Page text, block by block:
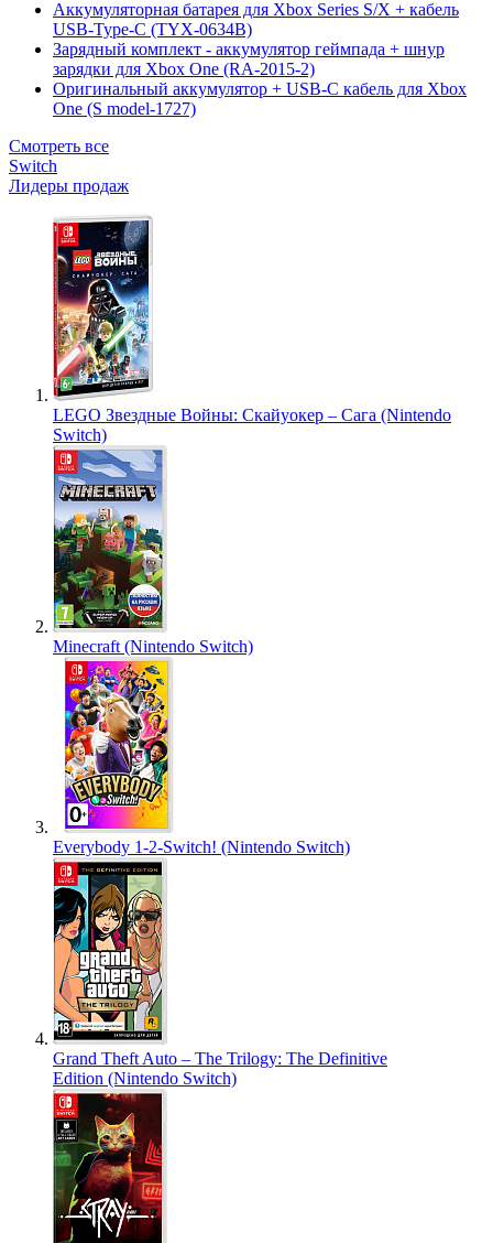
Аккумуляторная батарея для Xbox Series S/X + кабель
USB-Type-C (TYX-0634B)
Зарядный комплект - аккумулятор геймпада + шнур
зарядки для Xbox One (RA-2015-2)
Оригинальный аккумулятор + USB-C кабель для Xbox
One (S model-1727)
Смотреть все
Switch
Лидеры продаж
LEGO Звездные Войны: Скайуокер – Сага (Nintendo
Switch)
Minecraft (Nintendo Switch)
Everybody 1-2-Switch! (Nintendo Switch)
Grand Theft Auto – The Trilogy: The Definitive
Edition (Nintendo Switch)